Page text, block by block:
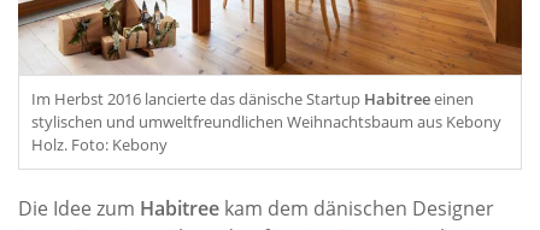
Im Herbst 2016 lancierte das dänische Startup Habitreeeinen
stylischen und umweltfreundlichen Weihnachtsbaum aus Kebony
Holz. Foto: Kebony
Die Idee zum Habitree kam dem dänischen Designer